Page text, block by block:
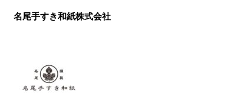
名尾手すき和紙株式会社